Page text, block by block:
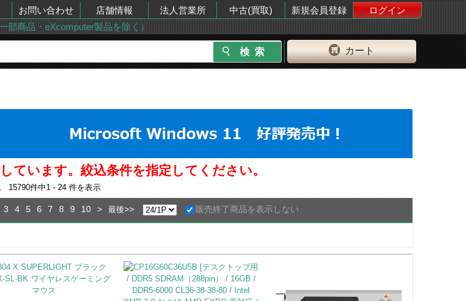
お問い合わせ 店舗情報 法人営業所 中古(買取) 新規会員登録
ログイン
部商品・eXcomputer製品を除く）
カート
ています。絞込条件を指定してください。
15790件中1 - 24 件を表示
3 4 5 6 7 8 9 10 > 最後>> 販売終了商品を表示しない